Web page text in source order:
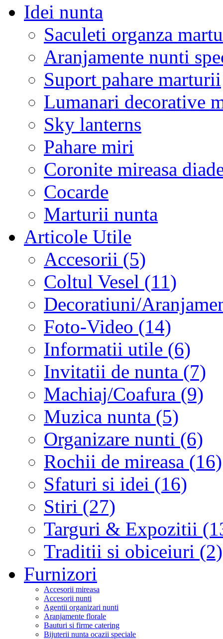
Idei nunta
Saculeti organza
Aranjamente nunti
Suport pahare marturii
Lumanari decorative
Sky lanterns
Pahare miri
Coronite mireasa
Cocarde
Marturii nunta
Articole Utile
Accesorii (5)
Coltul Vesel (11)
Decoratiuni/
Foto-Video (14)
Informatii utile (6)
Invitatii de nunta (7)
Machiaj/Coafura (9)
Muzica nunta (5)
Organizare nunti (6)
Rochii de mireasa (16)
Sfaturi si idei (16)
Stiri (27)
Targuri & Expozitii
Traditii si obiceiuri (2)
Furnizori
Accesorii mireasa
Accesorii nunti
Agentii organizari nunti
Aranjamente florale
Bauturi si firme catering
Bijuterii nunta ocazii speciale